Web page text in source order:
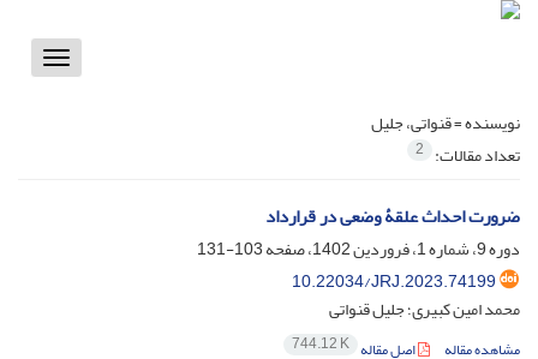
Toggle
نویسنده =قنواتی، جلیل
تعداد مقالات: 2
ضرورت احداث علقۀ وضعی در قرارداد
دوره 9، شماره 1، فروردین 1402، صفحه
103-131
10.22034/JRJ.2023.74199
محمد امین کبیری؛ جلیل قنواتی
مشاهده مقاله اصل مقاله 744.12 K